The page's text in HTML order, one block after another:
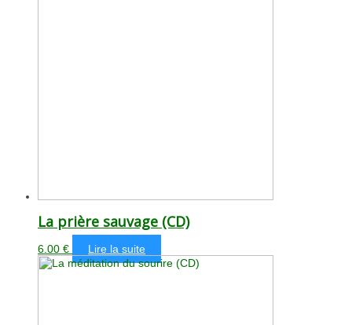
La prière sauvage (CD)
6.00 € Lire la suite